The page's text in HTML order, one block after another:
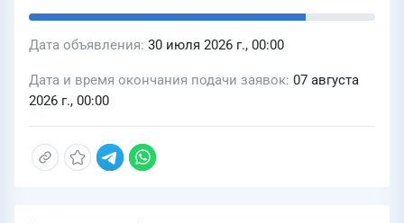
Дата объявления 30 июля 2026 г., 00:00
Дата и время окончания подачи заявок 07 августа
2026 г., 00:00